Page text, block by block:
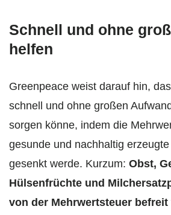
Schnell und ohne
helfen
Greenpeace weist darauf hin,
schnell und ohne großen
sorgen könne, indem die
gesunde und nachhaltig erzeugte
gesenkt werde. Kurzum: Obst,
Hülsenfrüchte und
von der Mehrwertsteuer befreit